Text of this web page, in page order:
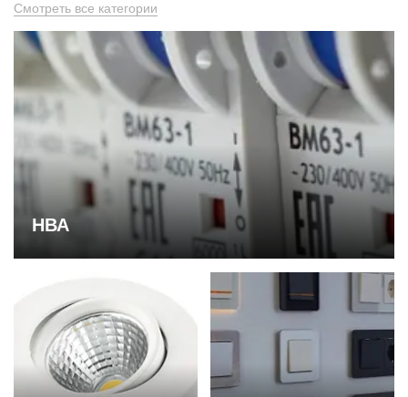
Смотреть все категории
НВА